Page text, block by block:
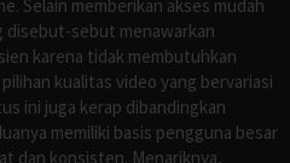
Selain memberikan akses mudah
disebut-sebut menawarkan
karena tidak membutuhkan
kualitas video yang bervariasi
ini juga kerap dibandingkan
memiliki basis pengguna besar
dan konsisten. Menariknya,